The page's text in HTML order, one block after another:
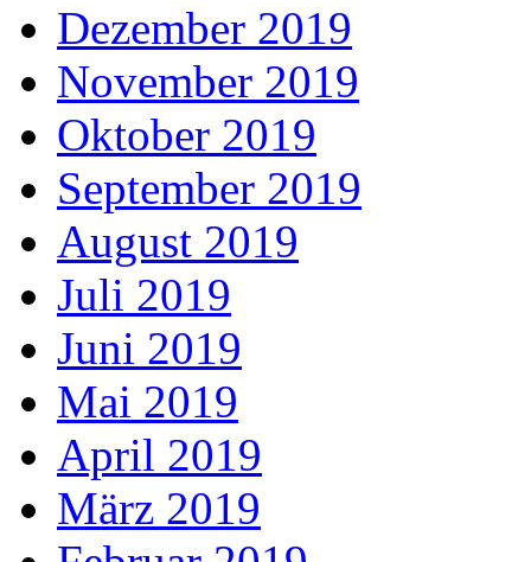
Dezember 2019
November 2019
Oktober 2019
September 2019
August 2019
Juli 2019
Juni 2019
Mai 2019
April 2019
März 2019